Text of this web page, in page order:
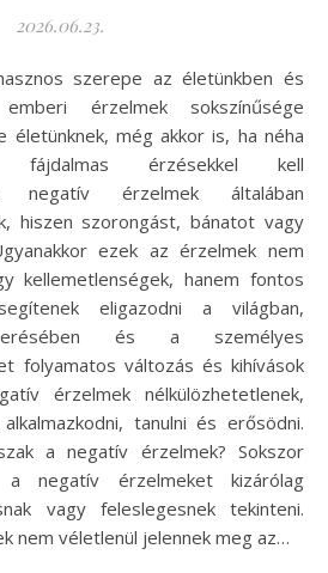
2026.06.23.
érzelmek sokszínűsége
életünknek, még akkor is, ha néha
fájdalmas érzésekkel kell
negatív érzelmek általában
hiszen szorongást, bánatot vagy
ezek az érzelmek nem
kellemetlenségek, hanem fontos
eligazodni a világban,
és a személyes
folyamatos változás és kihívások
érzelmek nélkülözhetetlenek,
tanulni és erősödni.
a negatív érzelmek? Sokszor
a negatív érzelmeket kizárólag
vagy feleslegesnek tekinteni.
nem véletlenül jelennek meg az…